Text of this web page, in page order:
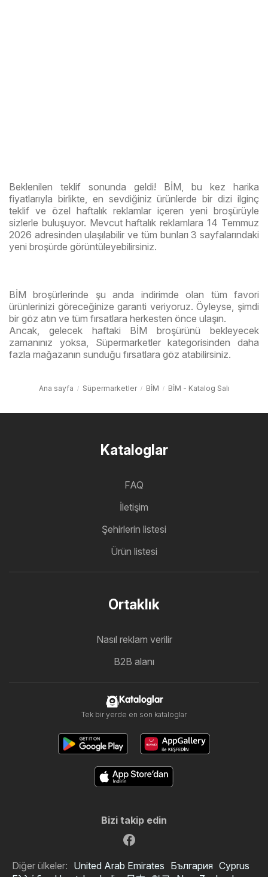
Beklenilen teklif sonunda geldi! BİM, bu kez harika
fiyatlarıyla birlikte, en sevdiğiniz ürünlerde bir dizi ilginç
teklif ve özel haftalık reklamlar içeren yeni broşürüyle
sizlerle buluşuyor. Mevcut haftalık reklamlara 14 Temmuz
2026 adresinden ulaşılabilir ve tüm bunları 3 sayfalarındaki
yeni broşürde görüntüleyebilirsiniz.
BİM broşürlerinde şu anda indirimde olan tüm favori
ürünlerinizi göreceğinize garanti veriyoruz. Öyleyse, şimdi
bir göz atın ve tüm fırsatlara herkesten önce ulaşın.
Ancak, gelecek haftaki BİM broşürünü bekleyecek
zamanınız yoksa, Süpermarketler kategorisinden daha
fazla mağazanın sunduğu fırsatlara göz atabilirsiniz.
Ana sayfa Süpermarketler BİM BİM - Katalog Salı
Kataloglar
FAQ
İletişim
Şehirlerin listesi
Ürün listesi
Ortaklık
Nasıl reklam verilir
B2B alanı
Kataloglar
Tek bir yerde en son kataloglar
Bizi takip edin
Diğer ülkeler: United Arab Emirates България Cyprus